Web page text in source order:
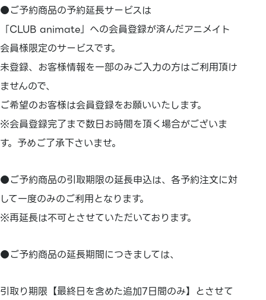
●ご予約商品の予約延長サービスは
「CLUB animate」への会員登録が済んだアニメイト
会員様限定のサービスです。
未登録、お客様情報を一部のみご入力の方はご利用頂け
ませんので、
ご希望のお客様は会員登録をお願いいたします。
※会員登録完了まで数日お時間を頂く場合がございま
す。予めご了承下さいませ。
●ご予約商品の引取期限の延長申込は、各予約注文に対
して一度のみのご利用となります。
※再延長は不可とさせていただいております。
●ご予約商品の延長期間につきましては、
引取り期限【最終日を含めた追加7日間のみ】とさせて